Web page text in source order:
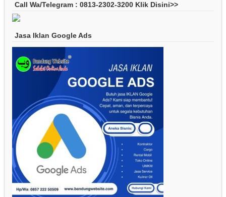
Call Wa/Telegram : 0813-2302-3200 Klik Disini>>
Jasa Iklan Google Ads